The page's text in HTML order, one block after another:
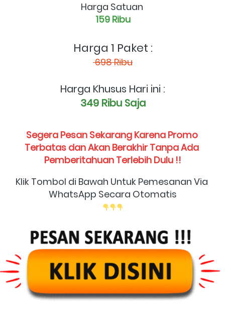
Harga Satuan
159 Ribu
Harga 1 Paket :
698 Ribu
Harga Khusus Hari ini :
349 Ribu Saja
Segera Pesan Sekarang Karena Promo
Terbatas dan Akan Berakhir Tanpa Ada
Pemberitahuan Terlebih Dulu !!
Klik Tombol di Bawah Untuk Pemesanan Via
WhatsApp Secara Otomatis